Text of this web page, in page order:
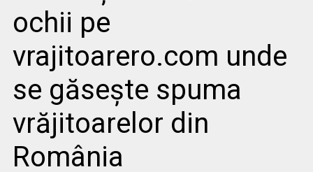
ochii pe
vrajitoarero.com unde
se găsește spuma
vrăjitoarelor din
România